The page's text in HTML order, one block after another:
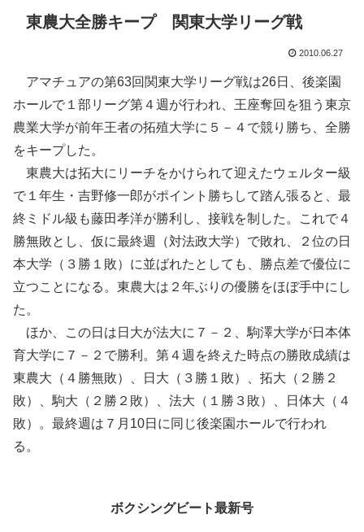
東農大全勝キープ 関東大学リーグ戦
2010.06.27
アマチュアの第63回関東大学リーグ戦は26日、後楽園
ホールで１部リーグ第４週が行われ、王座奪回を狙う東京
農業大学が前年王者の拓殖大学に５－４で競り勝ち、全勝
をキープした。
東農大は拓大にリーチをかけられて迎えたウェルター級
で１年生・吉野修一郎がポイント勝ちして踏ん張ると、最
終ミドル級も藤田孝洋が勝利し、接戦を制した。これで４
勝無敗とし、仮に最終週（対法政大学）で敗れ、２位の日
本大学（３勝１敗）に並ばれたとしても、勝点差で優位に
立つことになる。東農大は２年ぶりの優勝をほぼ手中にし
た。
ほか、この日は日大が法大に７－２、駒澤大学が日本体
育大学に７－２で勝利。第４週を終えた時点の勝敗成績は
東農大（４勝無敗）、日大（３勝１敗）、拓大（２勝２
敗）、駒大（２勝２敗）、法大（１勝３敗）、日体大（４
敗）。最終週は７月10日に同じ後楽園ホールで行われ
る。
ボクシングビート最新号